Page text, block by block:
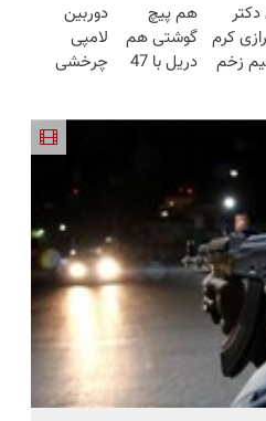
⚙️
بازار
🔥 پرداخت
درب منزل
+ گارانتی
هفته!!😍
دکتر
کرم
زخم
هم پیچ
گوشتی هم
دریل با 47
دوربین
لامپی
چرخشی
حراج شد🔥
پرداخت
درب منزل